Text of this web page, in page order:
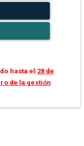
hasta el 28 de
de la gestión